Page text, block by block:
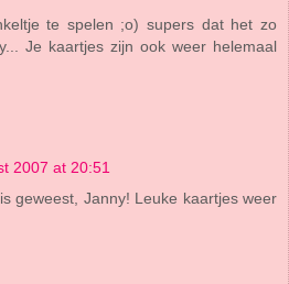
te spelen ;o) supers dat het zo
Je kaartjes zijn ook weer helemaal
2007 at 20:51
geweest, Janny! Leuke kaartjes weer